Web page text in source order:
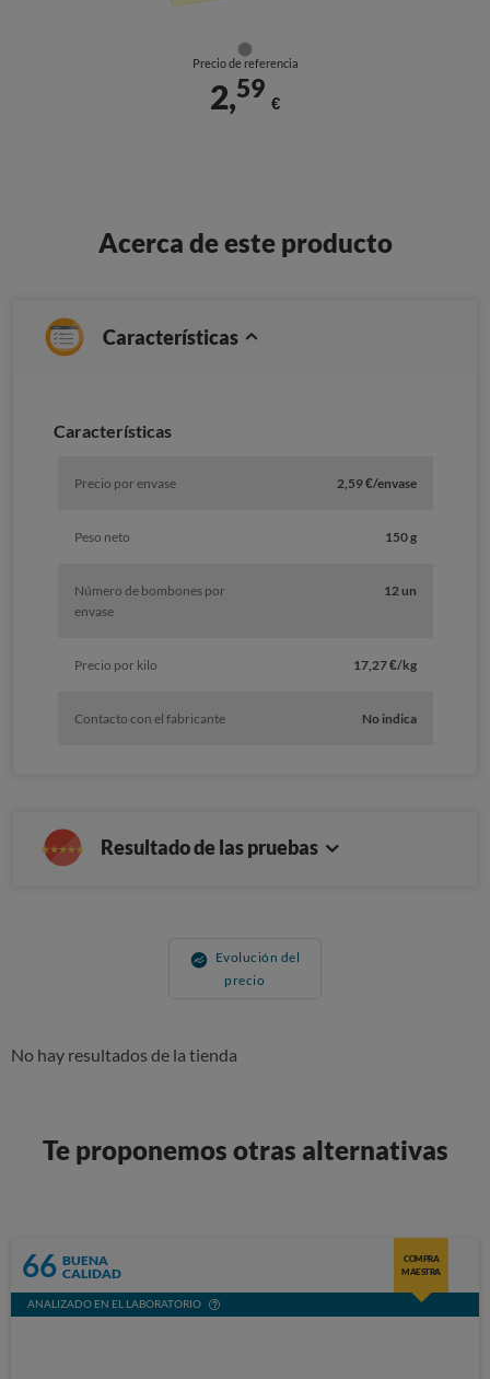
Precio de referencia
2,59
€
Acerca de este producto
Características
Características
Precio por envase 2,59 €/envase
Peso neto 150 g
Número de bombones por
envase
12 un
Precio por kilo 17,27 €/kg
Contacto con el fabricante No indica
Resultado de las pruebas
Evolución del
precio
No hay resultados de la tienda
Te proponemos otras alternativas
66 BUENA
CALIDAD
COMPRA
MAESTRA
ANALIZADO EN EL LABORATORIO